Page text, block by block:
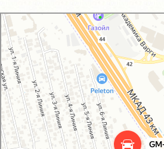
GM-City&VAG-Repair
Автосервис, автотехцентр в Москве
Магазин автозапчастей и автотоваров в Москве